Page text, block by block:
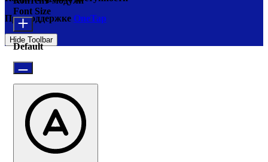
При поддержке OneTap
Hide Toolbar
Font Size
Default